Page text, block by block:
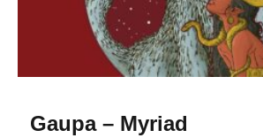
Gaupa – Myriad